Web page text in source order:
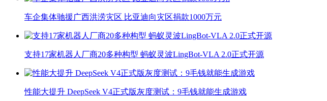
车企集体驰援广西洪涝灾区 比亚迪向灾区捐款1000万元
支持17家机器人厂商20多种构型 蚂蚁灵波LingBot-VLA 2.0正式开源
性能大提升 DeepSeek V4正式版灰度测试：9毛钱就能生成游戏